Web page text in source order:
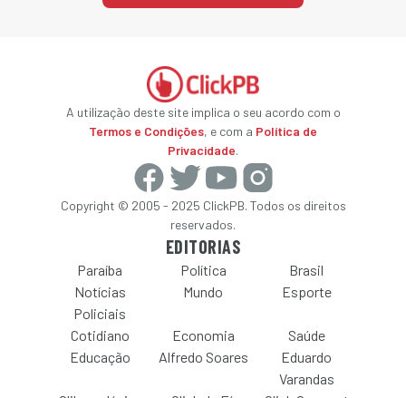
A utilização deste site implica o seu acordo com o
Termos e Condições, e com a Política de
Privacidade.
Copyright © 2005 - 2025 ClickPB. Todos os direitos
reservados.
EDITORIAS
Paraíba Política
Brasil
Notícias
Policiais
Mundo Esporte
Cotidiano Economia
Saúde
Educação
Alfredo Soares
Eduardo
Varandas